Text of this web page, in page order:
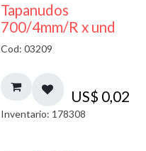
Tapanudos
700/4mm/R x und
Cod: 03209
US$ 0,02
Inventario: 178308